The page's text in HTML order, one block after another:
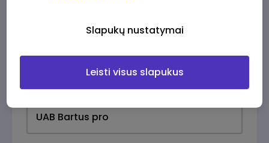
Slapukų nustatymai
Leisti visus slapukus